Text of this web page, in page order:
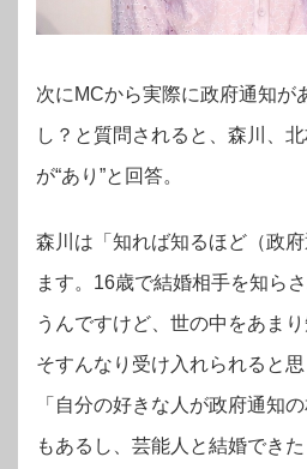
次にMCから実際に政府通知が
し？と質問されると、森川、
が“あり”と回答。
森川は「知れば知るほど（政
ます。16歳で結婚相手を知ら
うんですけど、世の中をあま
そすんなり受け入れられると
「自分の好きな人が政府通知
もあるし、芸能人と結婚でき